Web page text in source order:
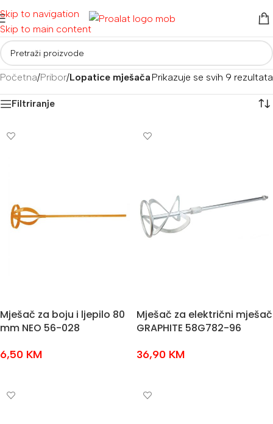
Skip to navigation
Skip to main content
Početna/Pribor/Lopatice mješača Prikazuje se svih 9 rezultata
Filtriranje
Mješač za boju i ljepilo 80
mm NEO 56-028
6,50 KM
Mješač za električni mješač
GRAPHITE 58G782-96
36,90 KM